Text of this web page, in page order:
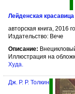
Лейденская красавица
авторская книга, 2016
Издательство: Вече
Описание:
Иллюстрация на
Худа.
Дж. Р. Р. Толкин